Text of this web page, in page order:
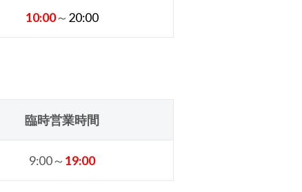
10:00～ 20:00
臨時営業時間
9:00～ 19:00